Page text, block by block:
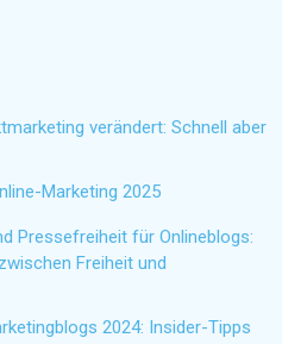
verändert: Schnell aber
Marketing 2025
Pressefreiheit für Onlineblogs:
Freiheit und
2024: Insider-Tipps